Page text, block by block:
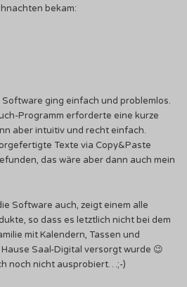
bekam:
ging einfach und problemlos.
Programm erforderte eine kurze
aber intuitiv und recht einfach.
Texte via Copy&Paste
das wäre aber dann auch mein
Software auch, zeigt einem alle
so dass es letztlich nicht bei dem
mit Kalendern, Tassen und
Saal-Digital versorgt wurde 😉
noch nicht ausprobiert…;-)